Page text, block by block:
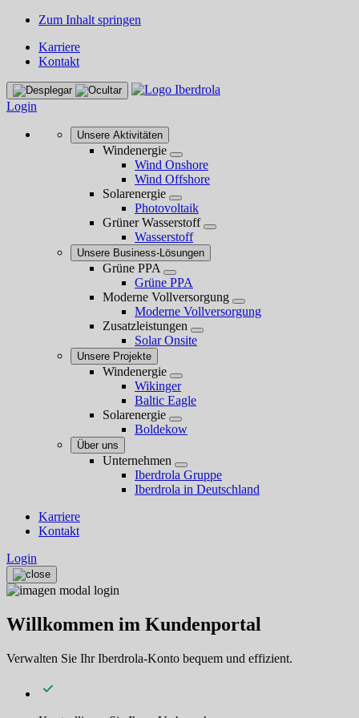
Zum Inhalt springen
Karriere
Kontakt
Login
Unsere Aktivitäten
Windenergie
Wind Onshore
Wind Offshore
Solarenergie
Photovoltaik
Grüner Wasserstoff
Wasserstoff
Unsere Business-Lösungen
Grüne PPA
Grüne PPA
Moderne Vollversorgung
Moderne Vollversorgung
Zusatzleistungen
Solar Onsite
Unsere Projekte
Windenergie
Wikinger
Baltic Eagle
Solarenergie
Boldekow
Über uns
Unternehmen
Iberdrola Gruppe
Iberdrola in Deutschland
Karriere
Kontakt
Login
Willkommen im Kundenportal
Verwalten Sie Ihr Iberdrola-Konto bequem und effizient.